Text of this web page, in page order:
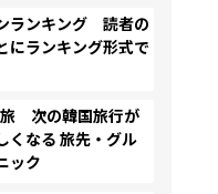
ランキング 読者の
にランキング形式で
次の韓国旅行が
くなる 旅先・グル
ック